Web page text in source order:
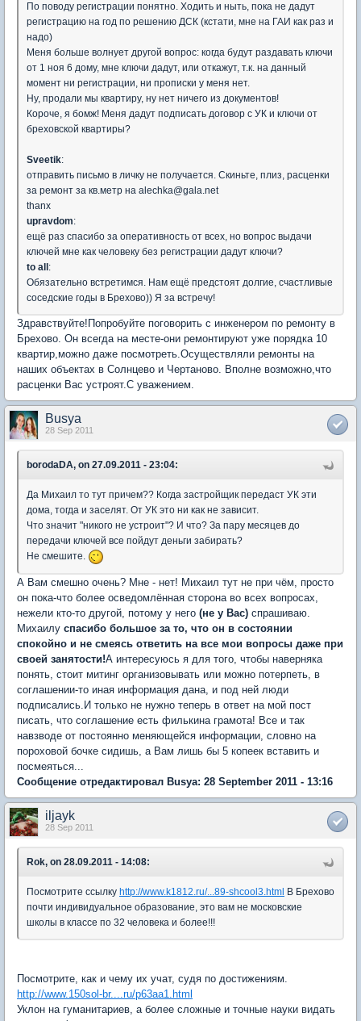
По поводу регистрации понятно. Ходить и ныть, пока не дадут
регистрацию на год по решению ДСК (кстати, мне на ГАИ как раз и
надо)
Меня больше волнует другой вопрос: когда будут раздавать ключи
от 1 ноя 6 дому, мне ключи дадут, или откажут, т.к. на данный
момент ни регистрации, ни прописки у меня нет.
Ну, продали мы квартиру, ну нет ничего из документов!
Короче, я бомж! Меня дадут подписать договор с УК и ключи от
бреховской квартиры?
Sveetik:
отправить письмо в личку не получается. Скиньте, плиз, расценки
за ремонт за кв.метр на alechka@gala.net
thanx
upravdom:
ещё раз спасибо за оперативность от всех, но вопрос выдачи
ключей мне как человеку без регистрации дадут ключи?
to all :
Обязательно встретимся. Нам ещё предстоят долгие, счастливые
соседские годы в Брехово)) Я за встречу!
Здравствуйте!Попробуйте поговорить с инженером по ремонту в
Брехово. Он всегда на месте-они ремонтируют уже порядка 10
квартир,можно даже посмотреть.Осуществляли ремонты на
наших объектах в Солнцево и Чертаново. Вполне возможно,что
расценки Вас устроят.С уважением.
Busya
28 Sep 2011
borodaDA, on 27.09.2011 - 23:04:
Да Михаил то тут причем?? Когда застройщик передаст УК эти
дома, тогда и заселят. От УК это ни как не зависит.
Что значит "никого не устроит"? И что? За пару месяцев до
передачи ключей все пойдут деньги забирать?
Не смешите.
А Вам смешно очень? Мне - нет! Михаил тут не при чём, просто
он пока-что более осведомлённая сторона во всех вопросах,
нежели кто-то другой, потому у него (не у Вас) спрашиваю.
Михаилу спасибо большое за то, что он в состоянии
спокойно и не смеясь ответить на все мои вопросы даже при
своей занятости!А интересуюсь я для того, чтобы наверняка
понять, стоит митинг организовывать или можно потерпеть, в
соглашении-то иная информация дана, и под ней люди
подписались.И только не нужно теперь в ответ на мой пост
писать, что соглашение есть филькина грамота! Все и так
навзводе от постоянно меняющейся информации, словно на
пороховой бочке сидишь, а Вам лишь бы 5 копеек вставить и
посмеяться...
Сообщение отредактировал Busya: 28 September 2011 - 13:16
iljayk
28 Sep 2011
Rok, on 28.09.2011 - 14:08:
Посмотрите ссылку http://www.k1812.ru/...89-shcool3.html В Брехово
почти индивидуальное образование, это вам не московские
школы в классе по 32 человека и более!!!
Посмотрите, как и чему их учат, судя по достижениям.
http://www.150sol-br....ru/p63aa1.html
Уклон на гуманитариев, а более сложные и точные науки видать